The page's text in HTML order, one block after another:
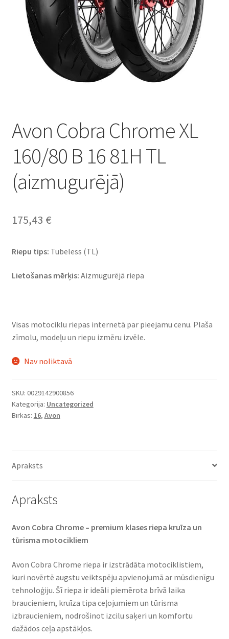
Avon Cobra Chrome XL
160/80 B 16 81H TL
(aizmugurējā)
175,43 €
Riepu tips: Tubeless (TL)
Lietošanas mērķis: Aizmugurējā riepa
Visas motociklu riepas internetā par pieejamu cenu. Plaša
zīmolu, modeļu un riepu izmēru izvēle.
Nav noliktavā
SKU: 0029142900856
Kategorija: Uncategorized
Birkas: 16, Avon
Apraksts
Apraksts
Avon Cobra Chrome – premium klases riepa kruīza un
tūrisma motocikliem​
Avon Cobra Chrome riepa ir izstrādāta motociklistiem,
kuri novērtē augstu veiktspēju apvienojumā ar mūsdienīgu
tehnoloģiju. Šī riepa ir ideāli piemērota brīvā laika
braucieniem, kruīza tipa ceļojumiem un tūrisma
izbraucieniem, nodrošinot izcilu saķeri un komfortu
dažādos ceļa apstākļos.​